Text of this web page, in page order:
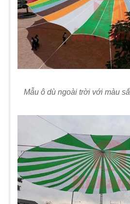
Mẫu ô dù ngoài trời với màu